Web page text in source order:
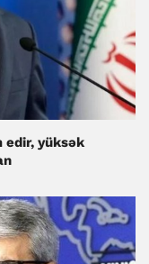
edir, yüksək